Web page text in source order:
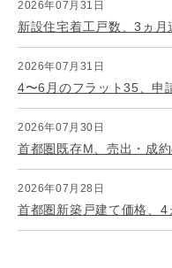
2026年07月31日
新設住宅着工戸数、3ヵ月
2026年07月31日
4〜6月のフラット35、申
2026年07月30日
首都圏既存M、売出・成
2026年07月28日
首都圏新築戸建て価格、4